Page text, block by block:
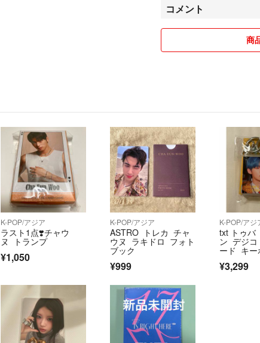
がある場合説明記載いたし
☑︎まとめて購入くださる
☑︎お取り置きは可能です
又1週間連絡ない場合勝
☑︎事情により出品させて
す。お求めのものがあ
☑︎仕事中確認できること
ございます申し訳ありませ
☑︎ 郵送、配送においては
こるおそれがあります。
☑︎普通郵便から匿名配送
コメント
商
K-POP/アジア
ラスト1点❣️チャウ
ヌ トランプ
¥1,050
K-POP/アジア
ASTRO トレカ チャ
ウヌ ラキドロ フォト
ブック
¥999
K-POP/アジ
txt トゥバ
ン デジ
ード キ
eam
¥3,299